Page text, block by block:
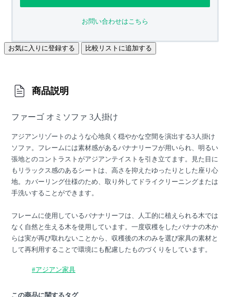
お問い合わせはこちら
お気に入りに登録する 比較リストに追加する
商品説明
ファーゴ オミソファ 3人掛け
アジアンリゾートのような心地良く穏やかな空間を演出する3人掛け
ソファ。フレームには素材感があるバナナリーフが用いられ、明るい
張地とのコントラストがアジアンテイストを引き立てます。見た目に
もリラックス感のあるシートは、高さを抑えたゆったりとした座り心
地。カバーリング仕様のため、取り外してドライクリーニングまたは
手洗いすることができます。
フレームに使用しているバナナリーフは、人工的に植えられる木では
なく自然と生える木を使用しています。一度収穫をしたバナナの木か
らは実が再び取れないことから、収穫後の木のみを選び家具の素材と
して再利用することで環境にも配慮したものづくりをしています。
#アジアン家具
この商品に関するタグ